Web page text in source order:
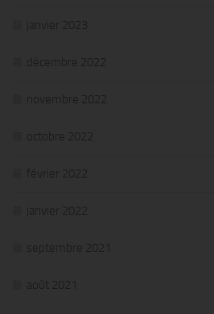
janvier 2023
décembre 2022
novembre 2022
octobre 2022
février 2022
janvier 2022
septembre 2021
août 2021